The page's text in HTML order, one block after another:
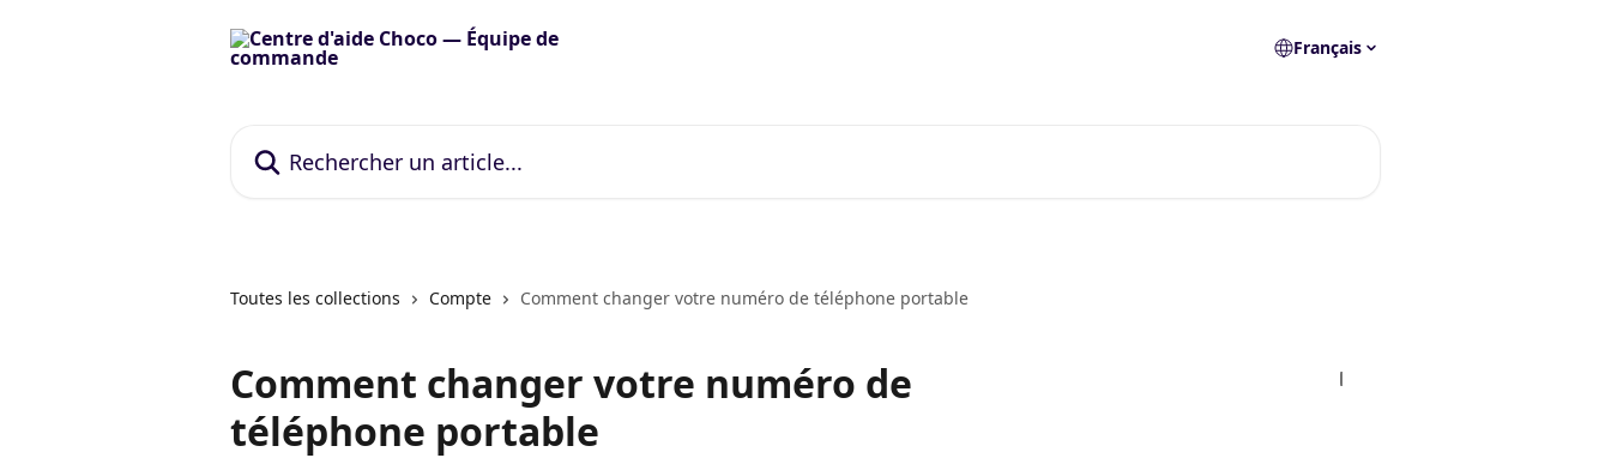
Français
Toutes les collections Compte Comment changer votre numéro de téléphone portable
Comment changer votre numéro de
téléphone portable